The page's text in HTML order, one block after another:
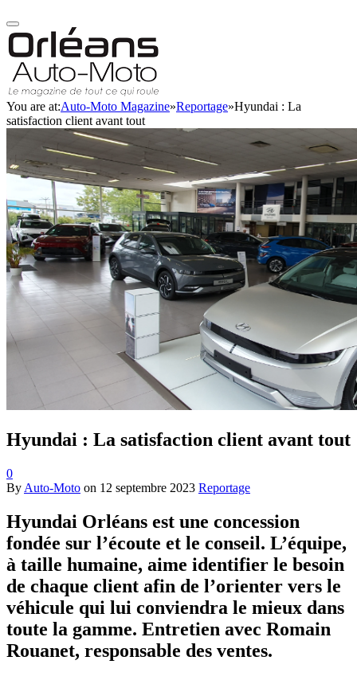
You are at:Auto-Moto Magazine»Reportage»Hyundai : La
satisfaction client avant tout
Hyundai : La satisfaction client avant tout
0
By Auto-Moto on 12 septembre 2023 Reportage
Hyundai Orléans est une concession
fondée sur l’écoute et le conseil. L’équipe,
à taille humaine, aime identifier le besoin
de chaque client afin de l’orienter vers le
véhicule qui lui conviendra le mieux dans
toute la gamme. Entretien avec Romain
Rouanet, responsable des ventes.